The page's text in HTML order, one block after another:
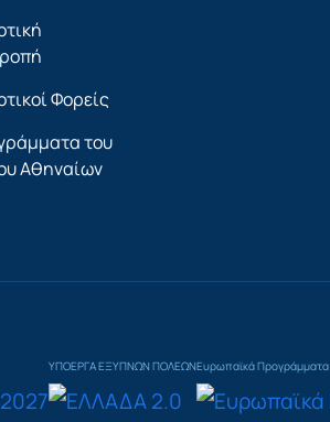
Φορείς
του
Αθηναίων
ΥΠΟΕΡΓΑ ΕΞΥΠΝΩΝ ΠΟΛΕΩΝΕυρωπαϊκά Προγράμματα